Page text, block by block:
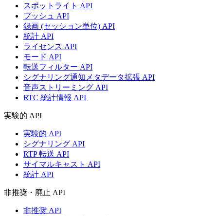
スポットライト API
プッシュ API
録画 (セッション単位) API
統計 API
ライセンス API
モード API
転送フィルター API
シグナリング通知メタデータ拡張 API
音声ストリーミング API
RTC 統計情報 API
実験的 API
実験的 API
シグナリング API
RTP 転送 API
サイマルキャスト API
統計 API
非推奨・廃止 API
非推奨 API